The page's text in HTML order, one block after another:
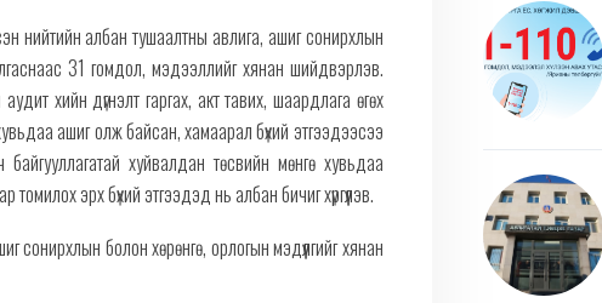
нийтийн албан тушаалтны авлига, ашиг сонирхлын
31 гомдол, мэдээллийг хянан шийдвэрлэв.
хийн дүгнэлт гаргах, акт тавих, шаардлага өгөх
ашиг олж байсан, хамаарал бүхий этгээдээсээ
хуйвалдан төсвийн мөнгө хувьдаа
эрх бүхий этгээдэд нь албан бичиг хүргүүлэв.
сонирхлын болон хөрөнгө, орлогын мэдүүлгийг хянан